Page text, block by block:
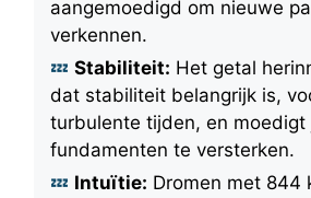
aangemoedigd om nieuwe
verkennen.
Stabiliteit: Het getal
dat stabiliteit belangrijk is,
turbulente tijden, en moedigt
fundamenten te versterken.
Intuïtie: Dromen met 844